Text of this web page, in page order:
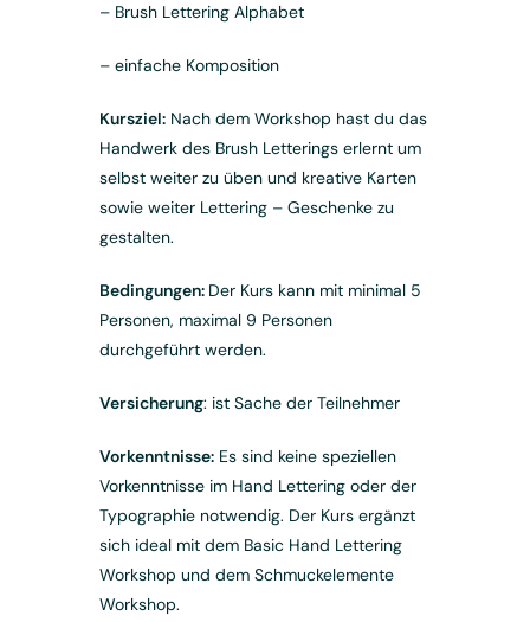
– Brush Lettering Alphabet
– einfache Komposition
Kursziel: Nach dem Workshop hast du das
Handwerk des Brush Letterings erlernt um
selbst weiter zu üben und kreative Karten
sowie weiter Lettering – Geschenke zu
gestalten.
Bedingungen: Der Kurs kann mit minimal 5
Personen, maximal 9 Personen
durchgeführt werden.
Versicherung: ist Sache der Teilnehmer
Vorkenntnisse: Es sind keine speziellen
Vorkenntnisse im Hand Lettering oder der
Typographie notwendig. Der Kurs ergänzt
sich ideal mit dem Basic Hand Lettering
Workshop und dem Schmuckelemente
Workshop.